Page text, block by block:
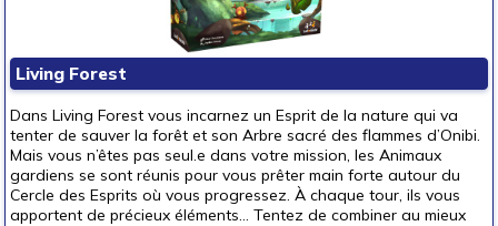
Living Forest
Dans Living Forest vous incarnez un Esprit de la nature qui va
tenter de sauver la forêt et son Arbre sacré des flammes d’Onibi.
Mais vous n’êtes pas seul.e dans votre mission, les Animaux
gardiens se sont réunis pour vous prêter main forte autour du
Cercle des Esprits où vous progressez. À chaque tour, ils vous
apportent de précieux éléments… Tentez de combiner au mieux